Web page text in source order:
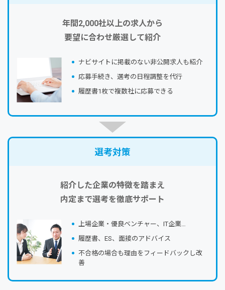
年間2,000社以上の求人から
要望に合わせ厳選して紹介
ナビサイトに掲載のない⾮公開求⼈も紹介
応募⼿続き、選考の⽇程調整を代⾏
履歴書1枚で複数社に応募できる
選考対策
紹介した企業の特徴を踏まえ
内定まで選考を徹底サポート
上場企業・優良ベンチャー、IT企業…
履歴書、ES、⾯接のアドバイス
不合格の場合も理由をフィードバックし改
善